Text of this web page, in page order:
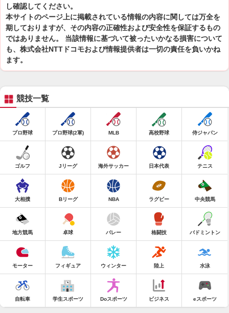
し確認してください。
本サイトのページ上に掲載されている情報の内容に関しては万全を
期しておりますが、その内容の正確性および安全性を保証するもの
ではありません。 当該情報に基づいて被ったいかなる損害について
も、株式会社NTTドコモおよび情報提供者は一切の責任を負いかね
ます。
競技一覧
プロ野球 プロ野球(2軍) MLB 高校野球 侍ジャパン
ゴルフ Jリーグ 海外サッカー 日本代表 テニス
大相撲 Bリーグ NBA ラグビー 中央競馬
地方競馬 卓球 バレー 格闘技 バドミントン
モーター フィギュア ウィンター 陸上 水泳
自転車 学生スポーツ Doスポーツ ビジネス eスポーツ